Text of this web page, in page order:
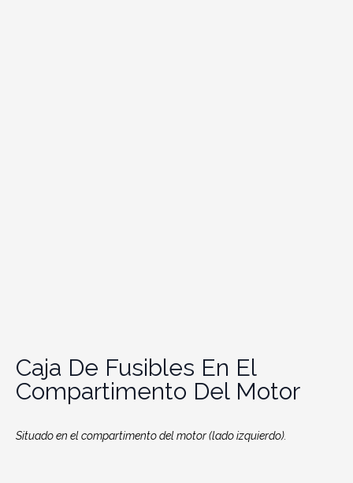
Caja De Fusibles En El
Compartimento Del Motor
Situado en el compartimento del motor (lado izquierdo).